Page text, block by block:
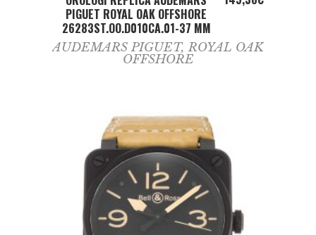
PIGUET ROYAL OAK OFFSHORE
26283ST.OO.D010CA.01-37 MM
AUDEMARS PIGUET, ROYAL OAK
OFFSHORE